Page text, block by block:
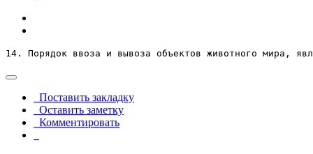
14. Порядок ввоза и вывоза объектов животного мира,
Поставить закладку
Оставить заметку
Комментировать